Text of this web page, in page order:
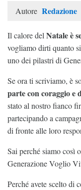
Autore Redazione
Il calore del Natale è
vogliamo dirti quanto
uno dei pilastri di
Se ora ti scriviamo, è
parte con coraggio e
stato al nostro fianco
partecipando a
di fronte alle loro
Sai perché siamo così
Generazione Voglio
Perché avete scelto di